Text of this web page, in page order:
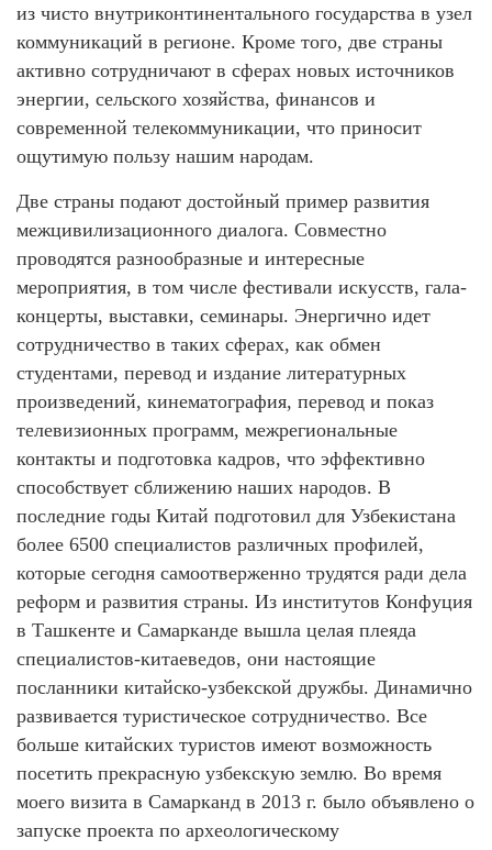
из чисто внутриконтинентального государства в узел
коммуникаций в регионе. Кроме того, две страны
активно сотрудничают в сферах новых источников
энергии, сельского хозяйства, финансов и
современной телекоммуникации, что приносит
ощутимую пользу нашим народам.
Две страны подают достойный пример развития
межцивилизационного диалога. Совместно
проводятся разнообразные и интересные
мероприятия, в том числе фестивали искусств, гала-
концерты, выставки, семинары. Энергично идет
сотрудничество в таких сферах, как обмен
студентами, перевод и издание литературных
произведений, кинематография, перевод и показ
телевизионных программ, межрегиональные
контакты и подготовка кадров, что эффективно
способствует сближению наших народов. В
последние годы Китай подготовил для Узбекистана
более 6500 специалистов различных профилей,
которые сегодня самоотверженно трудятся ради дела
реформ и развития страны. Из институтов Конфуция
в Ташкенте и Самарканде вышла целая плеяда
специалистов-китаеведов, они настоящие
посланники китайско-узбекской дружбы. Динамично
развивается туристическое сотрудничество. Все
больше китайских туристов имеют возможность
посетить прекрасную узбекскую землю. Во время
моего визита в Самарканд в 2013 г. было объявлено о
запуске проекта по археологическому